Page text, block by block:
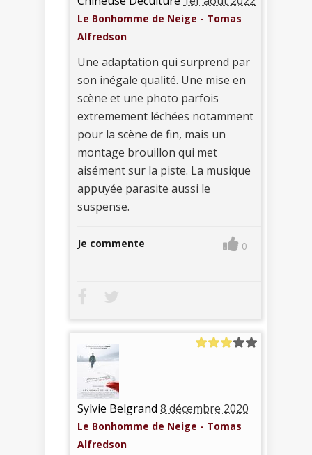
Le Bonhomme de Neige - Tomas
Alfredson
Une adaptation qui surprend par
son inégale qualité. Une mise en
scène et une photo parfois
extremement léchées notamment
pour la scène de fin, mais un
montage brouillon qui met
aisément sur la piste. La musique
appuyée parasite aussi le
suspense.
Je commente 0
Sylvie Belgrand 8 décembre 2020
Le Bonhomme de Neige - Tomas
Alfredson